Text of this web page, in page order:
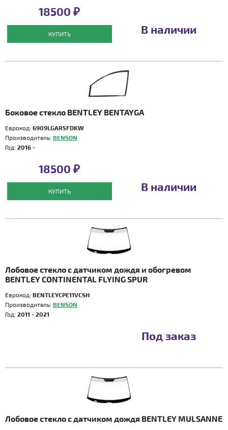
18500 ₽
КУПИТЬ В наличии
Боковое стекло BENTLEY BENTAYGA
Еврокод: 6909LGAR5FDKW
Производитель: BENSON
Год: 2016 -
18500 ₽
КУПИТЬ В наличии
Лобовое стекло с датчиком дождя и обогревом
BENTLEY CONTINENTAL FLYING SPUR
Еврокод: BENTLEYCPE11VCSH
Производитель: BENSON
Год: 2011 - 2021
Под заказ
Лобовое стекло с датчиком дождя BENTLEY MULSANNE